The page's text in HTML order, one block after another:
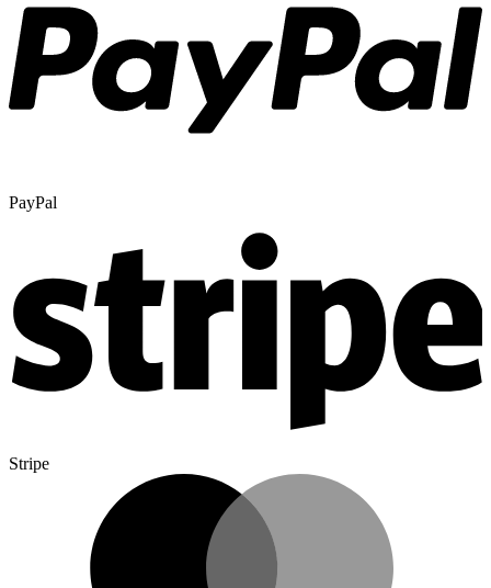
PayPal
Stripe